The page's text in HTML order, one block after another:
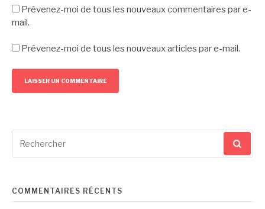
Prévenez-moi de tous les nouveaux commentaires par e-
mail.
Prévenez-moi de tous les nouveaux articles par e-mail.
pour
COMMENTAIRES RÉCENTS